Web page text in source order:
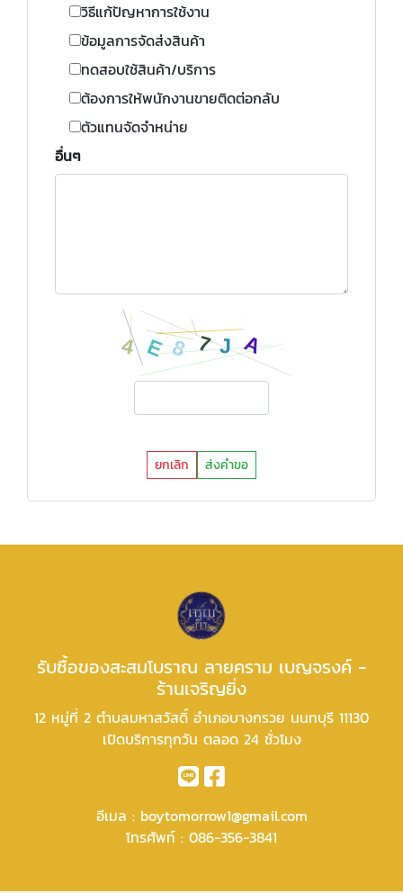
วิธีแก้ปัญหาการใช้งาน
ข้อมูลการจัดส่งสินค้า
ทดสอบใช้สินค้า/บริการ
ต้องการให้พนักงานขายติดต่อกลับ
ตัวแทนจัดจำหน่าย
อื่นๆ
ยกเลิก ส่งคำขอ
รับซื้อของสะสมโบราณ ลายคราม เบญจรงค์ -
ร้านเจริญยิ่ง
12 หมู่ที่ 2 ตำบลมหาสวัสดิ์ อำเภอบางกรวย นนทบุรี 11130
เปิดบริการทุกวัน ตลอด 24 ชั่วโมง
อีเมล : boytomorrow1@gmail.com
โทรศัพท์ : 086-356-3841